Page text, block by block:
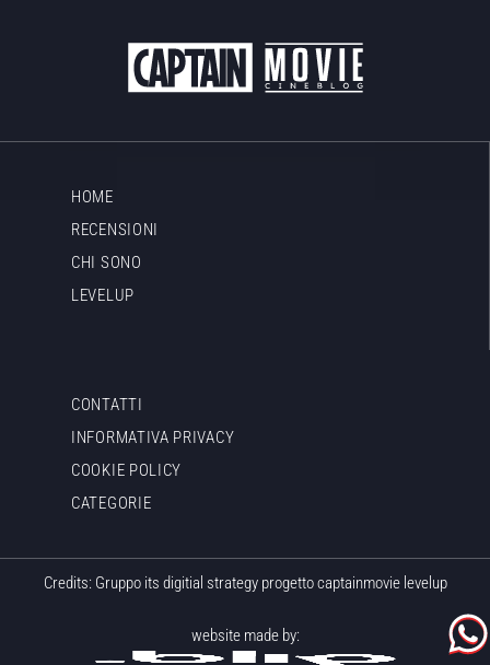
HOME
RECENSIONI
CHI SONO
LEVELUP
CONTATTI
INFORMATIVA PRIVACY
COOKIE POLICY
CATEGORIE
Credits: Gruppo its digitial strategy progetto captainmovie levelup
website made by: